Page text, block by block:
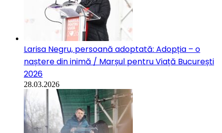
Larisa Negru, persoană adoptată: Adopția – o
naștere din inimă / Marșul pentru Viață București
2026
28.03.2026